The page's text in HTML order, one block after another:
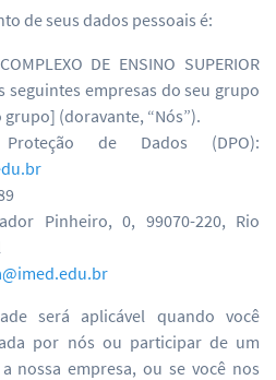
de seus dados pessoais é:
DE ENSINO SUPERIOR
seguintes empresas do seu grupo
(doravante, “Nós”).
de Dados (DPO):
Pinheiro, 0, 99070-220, Rio
será aplicável quando você
por nós ou participar de um
nossa empresa, ou se você nos